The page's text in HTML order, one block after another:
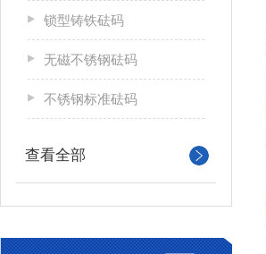
锁型铸铁砝码
无磁不锈钢砝码
不锈钢标准砝码
查看全部